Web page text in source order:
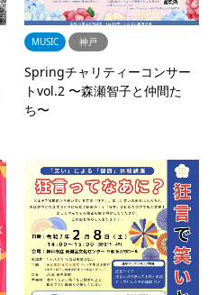
MUSIC 神戸
Springチャリティーコンサー
トvol.2 〜森瀬智子と仲間た
ち〜